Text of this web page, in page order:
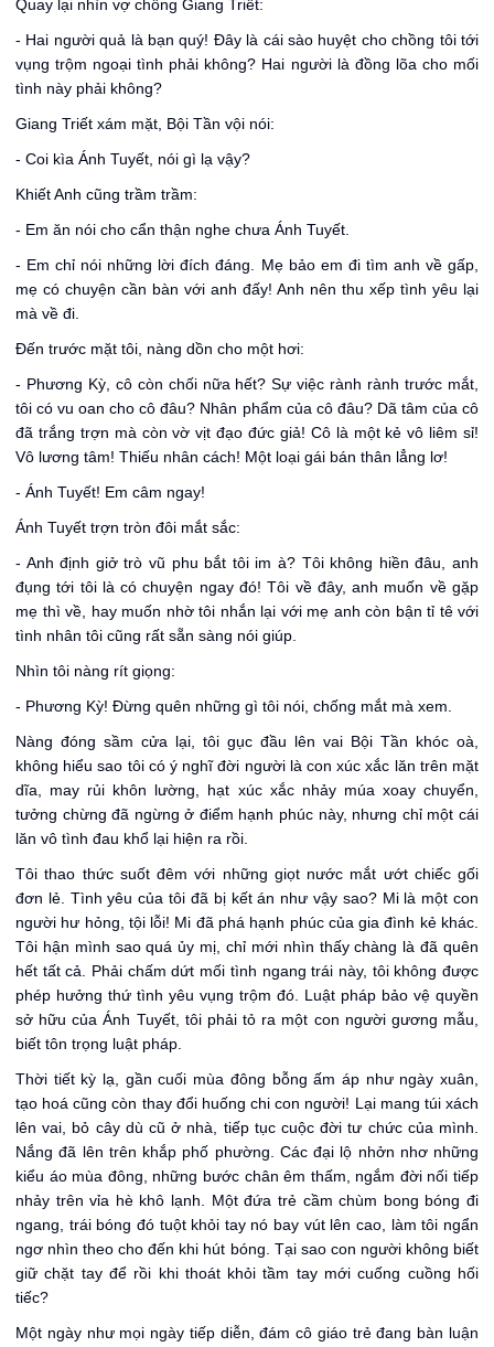
Quay lại nhìn vợ chồng Giang Triết:
- Hai người quả là bạn quý! Đây là cái sào huyệt cho chồng tôi tới
vụng trộm ngoại tình phải không? Hai người là đồng lõa cho mối
tình này phải không?
Giang Triết xám mặt, Bội Tần vội nói:
- Coi kìa Ánh Tuyết, nói gì lạ vậy?
Khiết Anh cũng trầm trầm:
- Em ăn nói cho cẩn thận nghe chưa Ánh Tuyết.
- Em chỉ nói những lời đích đáng. Mẹ bảo em đi tìm anh về gấp,
mẹ có chuyện cần bàn với anh đấy! Anh nên thu xếp tình yêu lại
mà về đi.
Đến trước mặt tôi, nàng dồn cho một hơi:
- Phương Kỳ, cô còn chối nữa hết? Sự việc rành rành trước mắt,
tôi có vu oan cho cô đâu? Nhân phẩm của cô đâu? Dã tâm của cô
đã trắng trợn mà còn vờ vịt đạo đức giả! Cô là một kẻ vô liêm sỉ!
Vô lương tâm! Thiếu nhân cách! Một loại gái bán thân lẳng lơ!
- Ánh Tuyết! Em câm ngay!
Ánh Tuyết trợn tròn đôi mắt sắc:
- Anh định giở trò vũ phu bắt tôi im à? Tôi không hiền đâu, anh
đụng tới tôi là có chuyện ngay đó! Tôi về đây, anh muốn về gặp
mẹ thì về, hay muốn nhờ tôi nhắn lại với mẹ anh còn bận tỉ tê với
tình nhân tôi cũng rất sẵn sàng nói giúp.
Nhìn tôi nàng rít giọng:
- Phương Kỳ! Đừng quên những gì tôi nói, chống mắt mà xem.
Nàng đóng sầm cửa lại, tôi gục đầu lên vai Bội Tần khóc oà,
không hiểu sao tôi có ý nghĩ đời người là con xúc xắc lăn trên mặt
dĩa, may rủi khôn lường, hạt xúc xắc nhảy múa xoay chuyển,
tưởng chừng đã ngừng ở điểm hạnh phúc này, nhưng chỉ một cái
lăn vô tình đau khổ lại hiện ra rồi.
Tôi thao thức suốt đêm với những giọt nước mắt ướt chiếc gối
đơn lẻ. Tình yêu của tôi đã bị kết án như vậy sao? Mi là một con
người hư hỏng, tội lỗi! Mi đã phá hạnh phúc của gia đình kẻ khác.
Tôi hận mình sao quá ủy mị, chỉ mới nhìn thấy chàng là đã quên
hết tất cả. Phải chấm dứt mối tình ngang trái này, tôi không được
phép hưởng thứ tình yêu vụng trộm đó. Luật pháp bảo vệ quyền
sở hữu của Ánh Tuyết, tôi phải tỏ ra một con người gương mẫu,
biết tôn trọng luật pháp.
Thời tiết kỳ lạ, gần cuối mùa đông bỗng ấm áp như ngày xuân,
tạo hoá cũng còn thay đổi huống chi con người! Lại mang túi xách
lên vai, bỏ cây dù cũ ở nhà, tiếp tục cuộc đời tư chức của mình.
Nắng đã lên trên khắp phố phường. Các đại lộ nhởn nhơ những
kiểu áo mùa đông, những bước chân êm thấm, ngắm đời nối tiếp
nhảy trên vỉa hè khô lạnh. Một đứa trẻ cầm chùm bong bóng đi
ngang, trái bóng đó tuột khỏi tay nó bay vút lên cao, làm tôi ngẩn
ngơ nhìn theo cho đến khi hút bóng. Tại sao con người không biết
giữ chặt tay để rồi khi thoát khỏi tầm tay mới cuống cuồng hối
tiếc?
Một ngày như mọi ngày tiếp diễn, đám cô giáo trẻ đang bàn luận